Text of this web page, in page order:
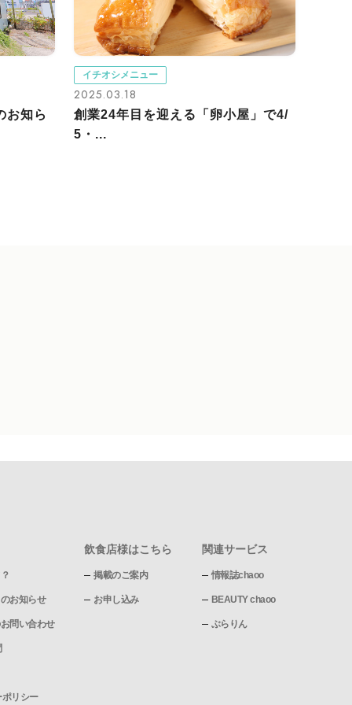
お知ら
イチオシメニュー
2025.03.18
創業24年目を迎える「卵小屋」で4/
5・...
お知らせ
問い合わせ
リシー
飲食店様はこちら
掲載のご案内
お申し込み
関連サービス
情報誌chaoo
BEAUTY chaoo
ぶらりん